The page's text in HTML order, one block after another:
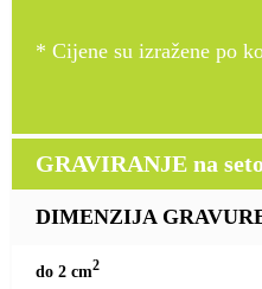
* Cijene su izražene po
GRAVIRANJE na
DIMENZIJA
do 2 cm2